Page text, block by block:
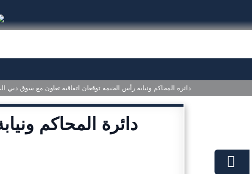
دائرة المحاكم ونيابة رأس الخيمة توقعان اتفاقية تعاون مع سوق دبي
دائرة المحاكم